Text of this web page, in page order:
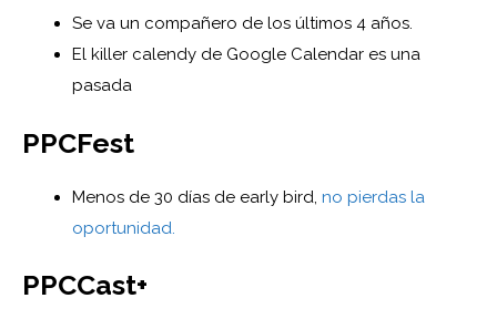
Se va un compañero de los últimos 4 años.
El killer calendy de Google Calendar es una
pasada
PPCFest
Menos de 30 días de early bird, no pierdas la
oportunidad.
PPCCast+